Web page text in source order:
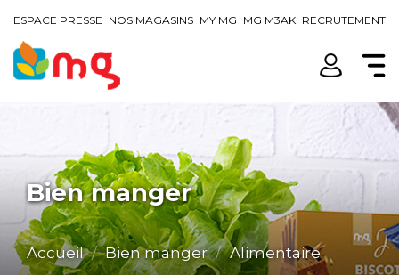
ESPACE PRESSE NOS MAGASINS MY MG MG M3AK RECRUTEMENT
Accueil Bien manger Alimentaire
Bien manger